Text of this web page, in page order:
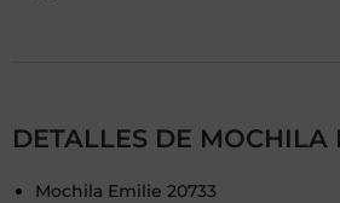
DETALLES DE MOCHILA
Mochila Emilie 20733